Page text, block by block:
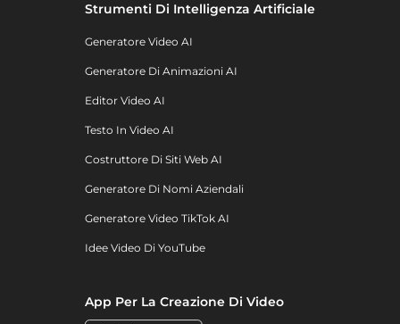
Strumenti Di Intelligenza Artificiale
Generatore Video AI
Generatore Di Animazioni AI
Editor Video AI
Testo In Video AI
Costruttore Di Siti Web AI
Generatore Di Nomi Aziendali
Generatore Video TikTok AI
Idee Video Di YouTube
App Per La Creazione Di Video